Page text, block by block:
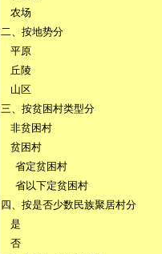
农场
二、按地势分
平原
丘陵
山区
三、按贫困村类型分
非贫困村
贫困村
省定贫困村
省以下定贫困村
四、按是否少数民族聚居村分
是
否